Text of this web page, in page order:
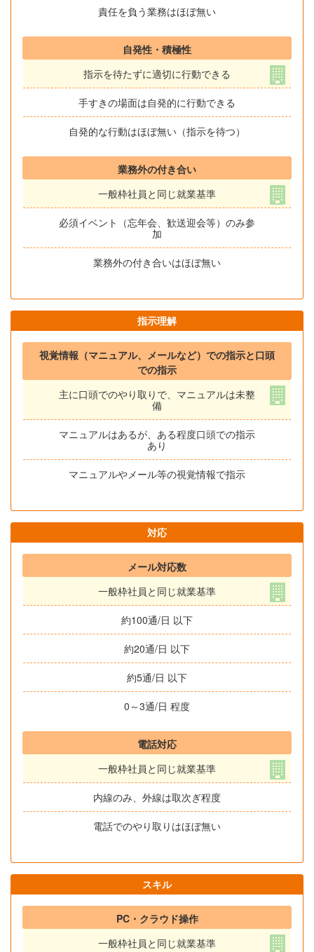
責任を負う業務はほぼ無い
自発性・積極性
指示を待たずに適切に行動できる
手すきの場面は自発的に行動できる
自発的な行動はほぼ無い（指示を待つ）
業務外の付き合い
一般枠社員と同じ就業基準
必須イベント（忘年会、歓送迎会等）のみ参
加
業務外の付き合いはほぼ無い
指示理解
視覚情報（マニュアル、メールなど）での指示と口頭
での指示
主に口頭でのやり取りで、マニュアルは未整
備
マニュアルはあるが、ある程度口頭での指示
あり
マニュアルやメール等の視覚情報で指示
対応
メール対応数
一般枠社員と同じ就業基準
約100通/日 以下
約20通/日 以下
約5通/日 以下
0～3通/日 程度
電話対応
一般枠社員と同じ就業基準
内線のみ、外線は取次ぎ程度
電話でのやり取りはほぼ無い
スキル
PC・クラウド操作
一般枠社員と同じ就業基準